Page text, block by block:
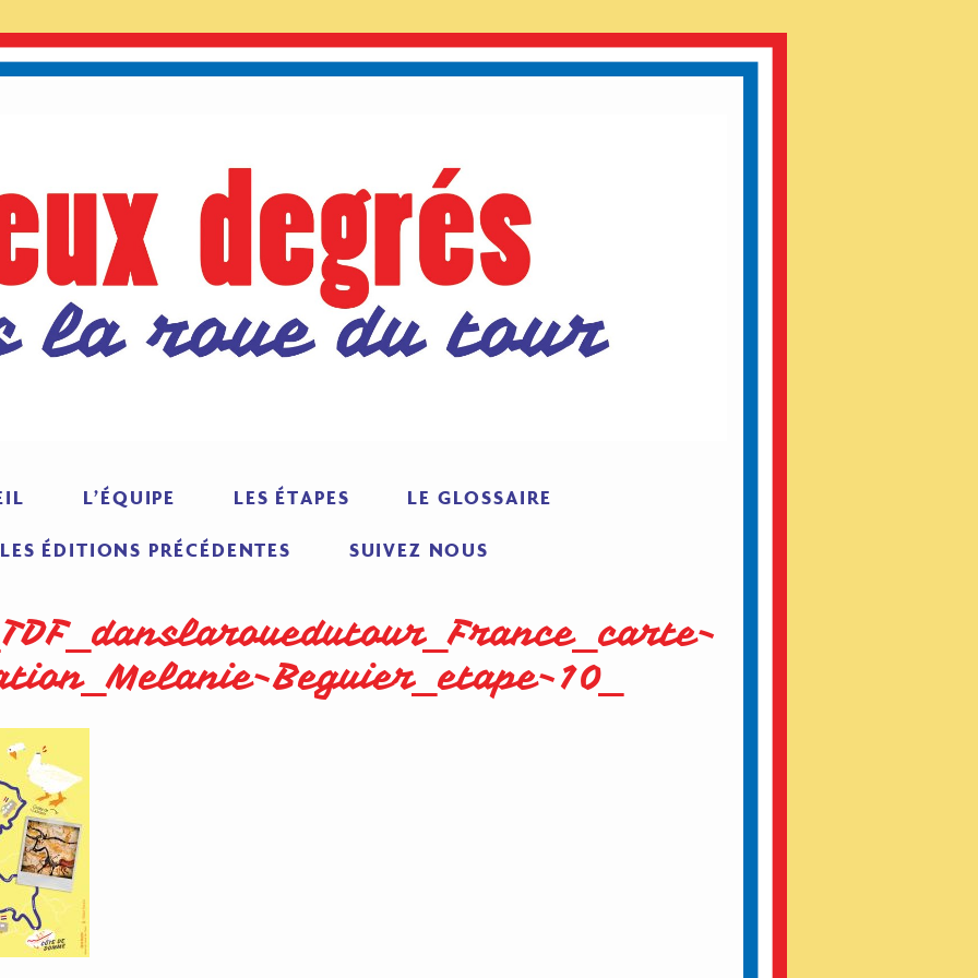
L’ÉQUIPE LES ÉTAPES LE GLOSSAIRE
LES ÉDITIONS PRÉCÉDENTES SUIVEZ NOUS
Beguier_etape-10_